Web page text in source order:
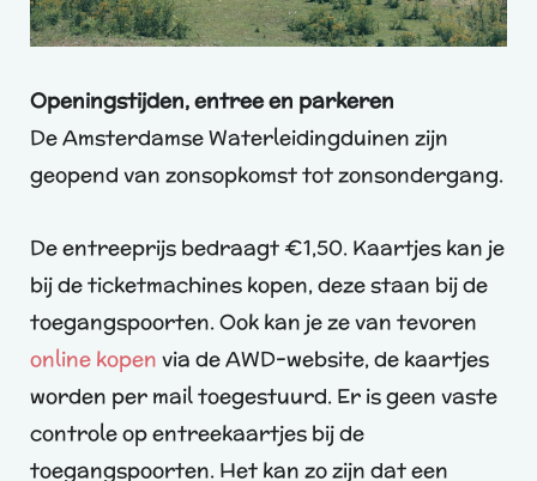
Openingstijden, entree en parkeren
De Amsterdamse Waterleidingduinen zijn
geopend van zonsopkomst tot zonsondergang.
De entreeprijs bedraagt €1,50. Kaartjes kan je
bij de ticketmachines kopen, deze staan bij de
toegangspoorten. Ook kan je ze van tevoren
online kopen via de AWD-website, de kaartjes
worden per mail toegestuurd. Er is geen vaste
controle op entreekaartjes bij de
toegangspoorten. Het kan zo zijn dat een